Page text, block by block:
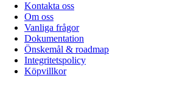
Kontakta oss
Om oss
Vanliga frågor
Dokumentation
Önskemål & roadmap
Integritetspolicy
Köpvillkor